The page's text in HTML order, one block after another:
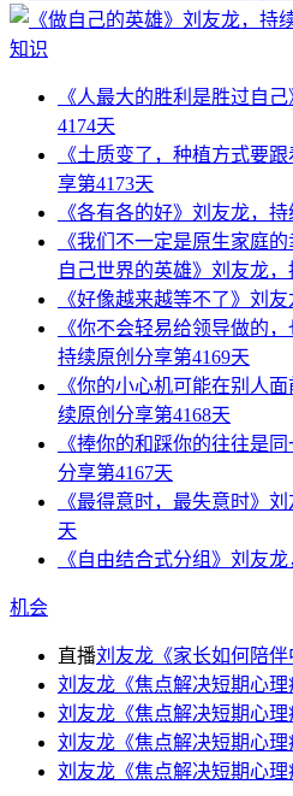
知识
《人最大的胜利是胜过自
4174天
《土质变了，种植方式要
享第4173天
《各有各的好》刘友龙，
《我们不一定是原生家庭
自己世界的英雄》刘友龙
《好像越来越等不了》刘
《你不会轻易给领导做的
持续原创分享第4169天
《你的小心机可能在别人
续原创分享第4168天
《捧你的和踩你的往往是
分享第4167天
《最得意时，最失意时》
天
《自由结合式分组》刘友
机会
直播刘友龙《家长如何陪伴
刘友龙《焦点解决短期心理
刘友龙《焦点解决短期心理
刘友龙《焦点解决短期心理
刘友龙《焦点解决短期心理